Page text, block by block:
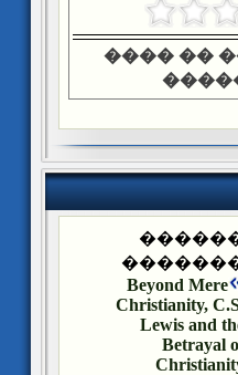
���� ��
Beyond Mere
Christianity,
Lewis and
Betrayal